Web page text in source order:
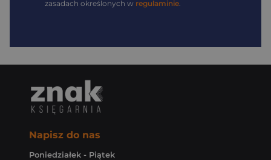
zasadach określonych w regulaminie.
Napisz do nas
Poniedziałek - Piątek